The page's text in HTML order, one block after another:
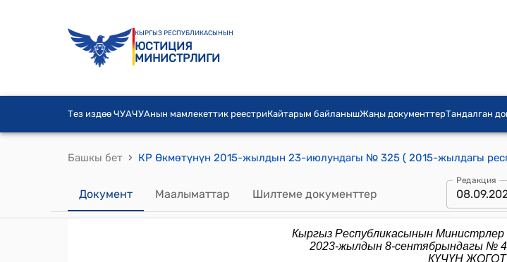
КЫРГЫЗ РЕСПУБЛИКАСЫНЫН
ЮСТИЦИЯ
МИНИСТРЛИГИ
Тез издөө ЧУАЧУАнын мамлекеттик реестриКайтарым байланышЖаңы документтерТандалган
Башкы бет ›
Документ Маалыматтар Шилтеме документтер
Редакция